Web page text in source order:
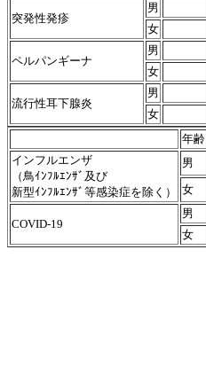
突発性発疹
男
女
ペルパンギーナ
男
女
流行性耳下腺炎
男
女
年齢
インフルエンザ
（鳥ｲﾝﾌﾙｴﾝｻﾞ及び
新型ｲﾝﾌﾙｴﾝｻﾞ等感染症を除く）
男
女
COVID-19
男
女